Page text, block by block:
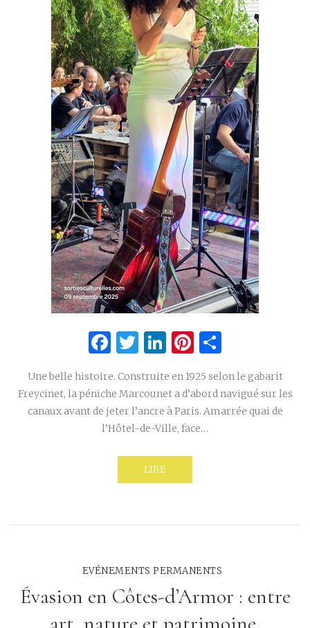
Facebook
Twitter
LinkedIn
Pinterest
Une belle histoire. Construite en 1925 selon le gabarit
Freycinet, la péniche Marcounet a d’abord navigué sur les
canaux avant de jeter l’ancre à Paris. Amarrée quai de
l’Hôtel-de-Ville, face…
LIRE
EVÉNEMENTS PERMANENTS
Évasion en Côtes-d’Armor : entre